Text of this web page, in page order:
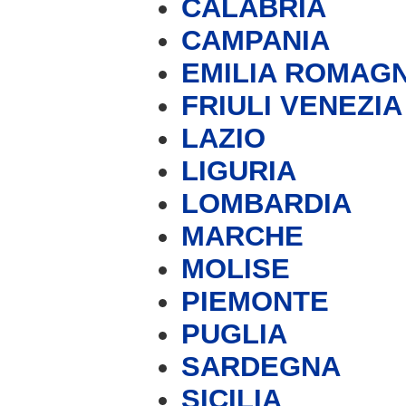
CALABRIA
CAMPANIA
EMILIA
FRIULI
LAZIO
LIGURIA
LOMBARDIA
MARCHE
MOLISE
PIEMONTE
PUGLIA
SARDEGNA
SICILIA